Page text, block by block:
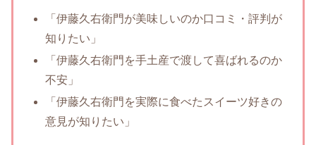
「伊藤久右衛門が美味しいのか口コミ・評判が
知りたい」
「伊藤久右衛門を手土産で渡して喜ばれるのか
不安」
「伊藤久右衛門を実際に食べたスイーツ好きの
意見が知りたい」